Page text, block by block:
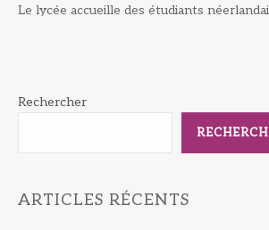
Le lycée accueille des étudiants
Rechercher
ARTICLES RÉCENTS